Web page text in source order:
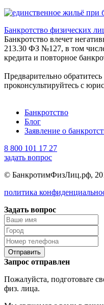
Банкротство физических
Банкротство влечет
213.30 ФЗ №127, в том
кредита и повторное
Предварительно
проконсультируйтесь с
Банкротство
Блог
Заявление о
8 800 101 17 27
задать вопрос
© БанкротимФизЛиц.рф,
политика
Задать вопрос
Отправить
Запрос отправлен
Пожалуйста, подготовьте
физ. лица.